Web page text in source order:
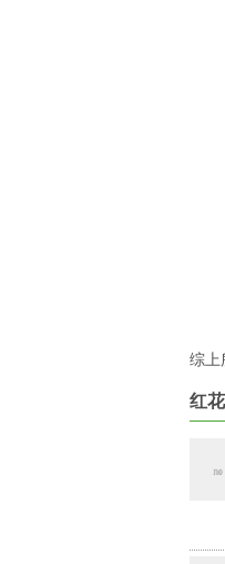
综上
红